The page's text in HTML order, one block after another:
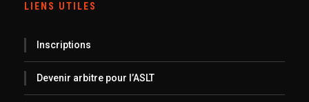
LIENS UTILES
Inscriptions
Devenir arbitre pour l’ASLT